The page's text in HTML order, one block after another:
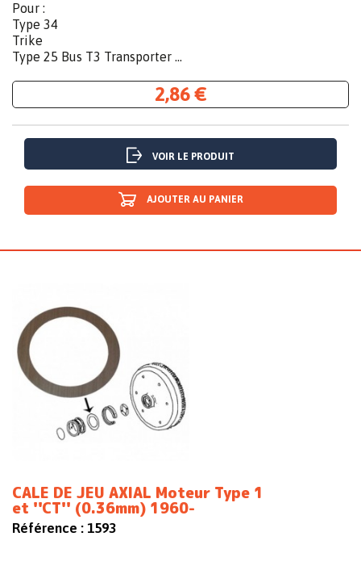
Pour :
Type 34
Trike
Type 25 Bus T3 Transporter ...
2,86 €
VOIR LE PRODUIT
AJOUTER AU PANIER
CALE DE JEU AXIAL Moteur Type 1
et ''CT'' (0.36mm) 1960-
Référence : 1593